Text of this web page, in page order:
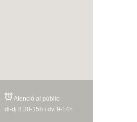
Atenció al públic:
dl-dj 8.30-15h i dv. 9-14h